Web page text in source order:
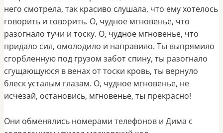
него смотрела, так красиво слушала, что ему хотелось
говорить и говорить. О, чудное мгновенье, что
разогнало тучи и тоску. О, чудное мгновенье, что
придало сил, омолодило и направило. Ты выпрямило
сгорбленную под грузом забот спину, ты разогнало
сгущающуюся в венах от тоски кровь, ты вернуло
блеск усталым глазам. О, чудное мгновенье, не
исчезай, остановись, мгновенье, ты прекрасно!
Они обменялись номерами телефонов и Дима с